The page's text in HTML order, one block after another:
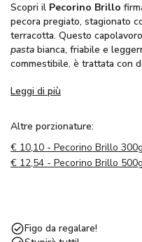
Scopri il Pecorino Brillo
pecora pregiato, stagionato
terracotta. Questo
pasta bianca, friabile e
commestibile, è trattata con
a un processo di lavaggio e
immersa in un
toscano utilizzato per il vino
lasciato a marinarein una
Dopo il periodo di
Leggi di più
Altre porzionature:
€ 10,10 - Pecorino Brillo 300g
€ 12,54 - Pecorino Brillo 500g
Figo da regalare!